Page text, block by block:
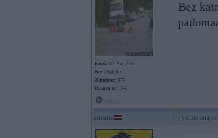
Kopš: 02. Aug 2012
No: Jēkabpils
Ziņojumi: 675
Braucu ar: E46
Bez
edzulis 10. Oct 2013,